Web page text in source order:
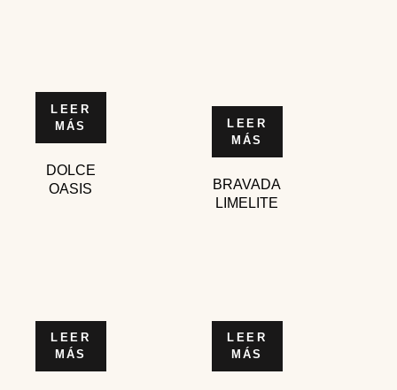
LEER
MÁS
DOLCE
OASIS
LEER
MÁS
BRAVADA
LIMELITE
LEER
MÁS
LEER
MÁS